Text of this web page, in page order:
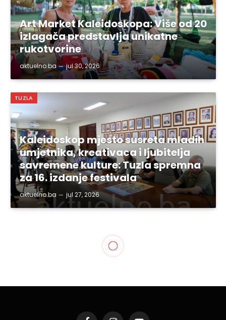
Art Market Kaleidoskopa: Više od 20
izlagača predstavlja unikatne
rukotvorine
aktuelno.ba jul 30, 2026
TUZLA
Kaleidoskop mjesto susreta mladih
umjetnika, kreativaca i ljubitelja
savremene kulture: Tuzla spremna
za 16. izdanje festivala
aktuelno.ba jul 27, 2026